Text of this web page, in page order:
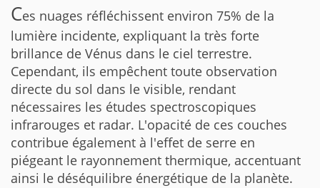
Ces nuages réfléchissent environ 75% de la
lumière incidente, expliquant la très forte
brillance de Vénus dans le ciel terrestre.
Cependant, ils empêchent toute observation
directe du sol dans le visible, rendant
nécessaires les études spectroscopiques
infrarouges et radar. L'opacité de ces couches
contribue également à l'effet de serre en
piégeant le rayonnement thermique, accentuant
ainsi le déséquilibre énergétique de la planète.